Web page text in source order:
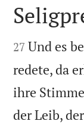


27 Und es
redete, da
ihre
der Leib,